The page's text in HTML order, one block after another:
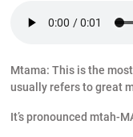
Mtama: This is the
usually refers to great
It’s pronounced mtah-